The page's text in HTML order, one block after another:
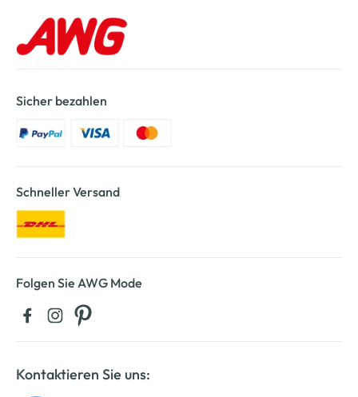
Sicher bezahlen
Schneller Versand
Folgen Sie AWG Mode
Kontaktieren Sie uns: